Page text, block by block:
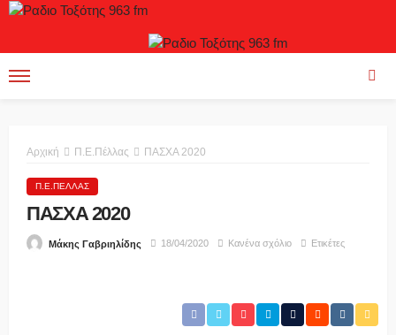
Αρχική Π.Ε.Πέλλας ΠΑΣΧΑ 2020
Π.Ε.ΠΈΛΛΑΣ
ΠΑΣΧΑ 2020
Μάκης Γαβριηλίδης 18/04/2020 Κανένα σχόλιο Ετικέτες